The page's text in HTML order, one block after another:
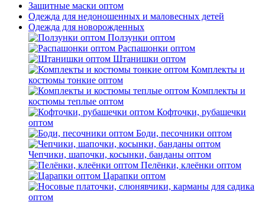
Защитные маски оптом
Одежда для недоношенных и маловесных детей
Одежда для новорожденных
Ползунки оптом
Распашонки оптом
Штанишки оптом
Комплекты и
костюмы тонкие оптом
Комплекты и
костюмы теплые оптом
Кофточки, рубашечки
оптом
Боди, песочники оптом
Чепчики, шапочки, косынки, банданы оптом
Пелёнки, клеёнки оптом
Царапки оптом